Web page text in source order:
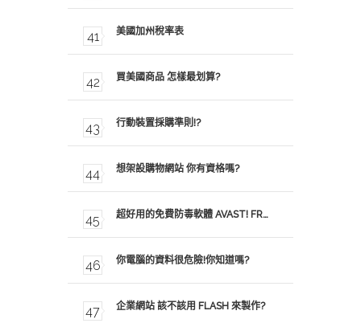
美國加州稅率表
買美國商品 怎樣最划算?
行動裝置採購準則!?
想架設購物網站 你有資格嗎?
超好用的免費防毒軟體 AVAST! FR…
你電腦的資料很危險!你知道嗎?
企業網站 該不該用 FLASH 來製作?